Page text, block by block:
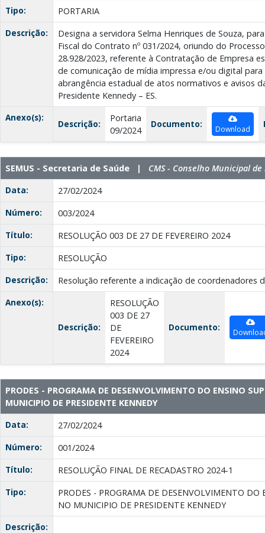
Tipo:
PORTARIA
Descrição:
Designa a servidora Selma Henriques de Souza,
Fiscal do Contrato nº 031/2024, oriundo do
28.928/2023, referente à Contratação de Empresa
de comunicação de mídia impressa e/ou digital
abrangência estadual de atos normativos e avisos
Presidente Kennedy – ES.
Anexo(s):
Descrição:
Portaria
09/2024
Documento: Download
SEMUS - Secretaria de Saúde | CMS - Conselho Municipal de
Data:
27/02/2024
Número:
003/2024
Título:
RESOLUÇÃO 003 DE 27 DE FEVEREIRO 2024
Tipo:
RESOLUÇÃO
Descrição:
Resolução referente a indicação de coordenadores
Anexo(s):
Descrição:
RESOLUÇÃO
003 DE 27
DE
FEVEREIRO
2024
Documento:
PRODES - PROGRAMA DE DESENVOLVIMENTO DO ENSINO
MUNICIPIO DE PRESIDENTE KENNEDY
Data:
27/02/2024
Número:
001/2024
Título:
RESOLUÇÃO FINAL DE RECADASTRO 2024-1
Tipo:
PRODES - PROGRAMA DE DESENVOLVIMENTO DO
NO MUNICIPIO DE PRESIDENTE KENNEDY
Descrição: